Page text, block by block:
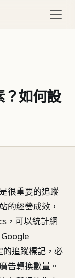
如何設
很重要的追蹤
的經營成效，
，可以統計網
的追蹤標記，必
告轉換數量。